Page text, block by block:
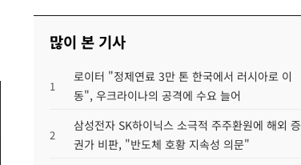
많이 본 기사
1
로이터 "정제연료 3만 톤 한국에서 러시아로 이
동", 우크라이나의 공격에 수요 늘어
2
삼성전자 SK하이닉스 소극적 주주환원에 해외 증
권가 비판, "반도체 호황 지속성 의문"